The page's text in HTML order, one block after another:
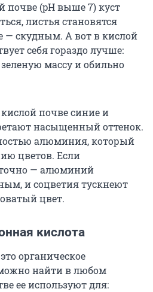
почве (pH выше 7) куст
листья становятся
— скудным. А вот в кислой
себя гораздо лучше:
массу и обильно
почве синие и
насыщенный оттенок.
алюминия, который
цветов. Если
— алюминий
и соцветия тускнеют
цвет.
кислота
органическое
найти в любом
ее используют для: